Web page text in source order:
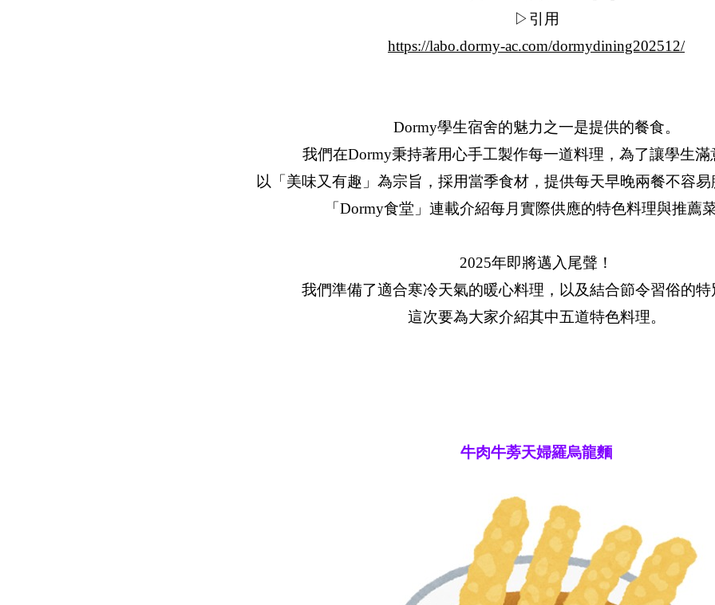
▷引用
https://labo.dormy-ac.com/dormydining202512/
Dormy學生宿舍的魅力之一是提供的餐食。
我們在Dormy秉持著用心手工製作每一道料理，為了讓學生滿
以「美味又有趣」為宗旨，採用當季食材，提供每天早晚兩餐不容易
「Dormy食堂」連載介紹每月實際供應的特色料理與推薦菜
2025年即將邁入尾聲！
我們準備了適合寒冷天氣的暖心料理，以及結合節令習俗的特
這次要為大家介紹其中五道特色料理。
牛肉牛蒡天婦羅烏龍麵